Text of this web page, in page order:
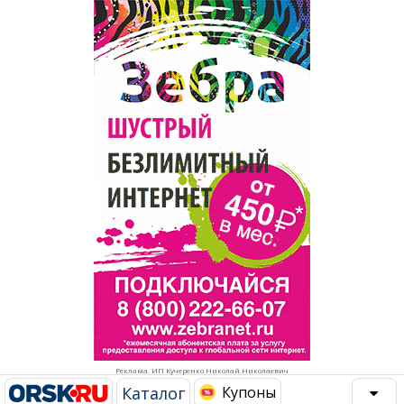
Реклама. ИП Кучеренко Николай Николаевич
Каталог Купоны
Рестораны, кафе, бары
Развлечения и отдых
Спорт Фитнес
Недвижимость
Красота Косметология
Торговля
Бизнес и финансы
Юристы, Экспертиза, Страхование
Ремонт
Социальные организации
Это интересно
Администрация
Популярное →